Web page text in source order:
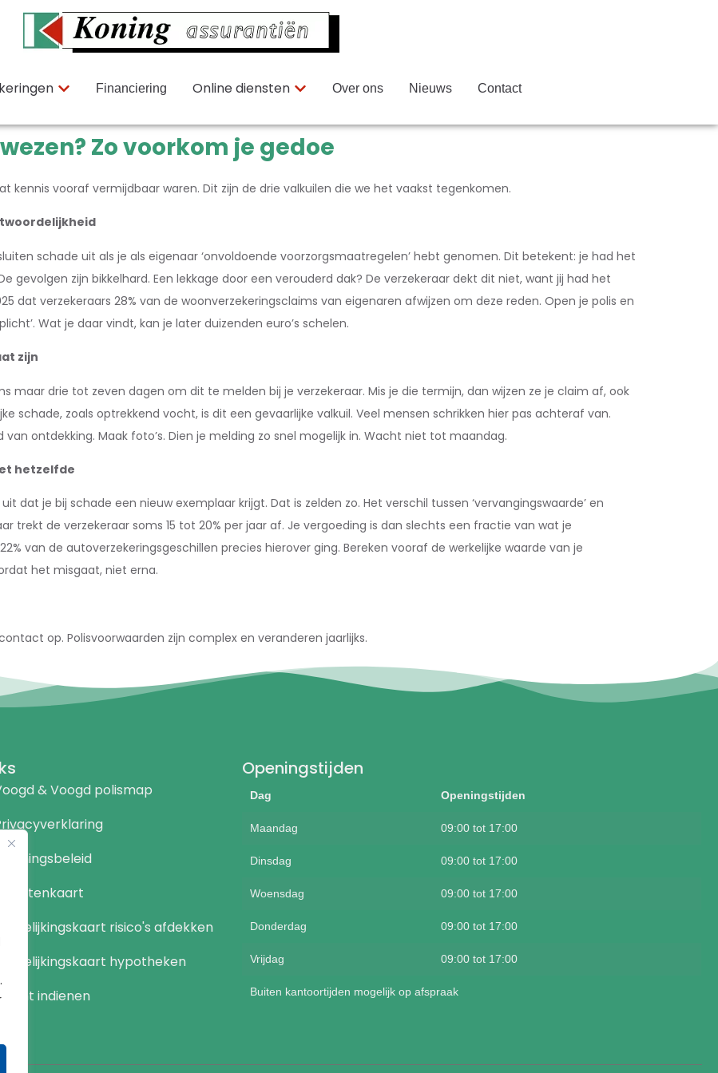
Financiering Online diensten Over ons Nieuws Contact
Zo voorkom je gedoe
kennis vooraf vermijdbaar waren. Dit zijn de drie valkuilen die we het vaakst tegenkomen.
schade uit als je als eigenaar ‘onvoldoende voorzorgsmaatregelen’ hebt genomen. Dit betekent: je had het
gevolgen zijn bikkelhard. Een lekkage door een verouderd dak? De verzekeraar dekt dit niet, want jij had het
dat verzekeraars 28% van de woonverzekeringsclaims van eigenaren afwijzen om deze reden. Open je polis en
Wat je daar vindt, kan je later duizenden euro’s schelen.
zijn
maar drie tot zeven dagen om dit te melden bij je verzekeraar. Mis je die termijn, dan wijzen ze je claim af, ook
schade, zoals optrekkend vocht, is dit een gevaarlijke valkuil. Veel mensen schrikken hier pas achteraf van.
ontdekking. Maak foto’s. Dien je melding zo snel mogelijk in. Wacht niet tot maandag.
hetzelfde
dat je bij schade een nieuw exemplaar krijgt. Dat is zelden zo. Het verschil tussen ‘vervangingswaarde’ en
trekt de verzekeraar soms 15 tot 20% per jaar af. Je vergoeding is dan slechts een fractie van wat je
van de autoverzekeringsgeschillen precies hierover ging. Bereken vooraf de werkelijke waarde van je
het misgaat, niet erna.
op. Polisvoorwaarden zijn complex en veranderen jaarlijks.
& Voogd polismap
Beloningsbeleid
Dienstenkaart
Vergelijkingskaart risico's afdekken
hypotheken
indienen
Openingstijden
Dag Openingstijden
Maandag 09:00 tot 17:00
Dinsdag 09:00 tot 17:00
Woensdag 09:00 tot 17:00
Donderdag 09:00 tot 17:00
Vrijdag 09:00 tot 17:00
Buiten kantoortijden mogelijk op afspraak